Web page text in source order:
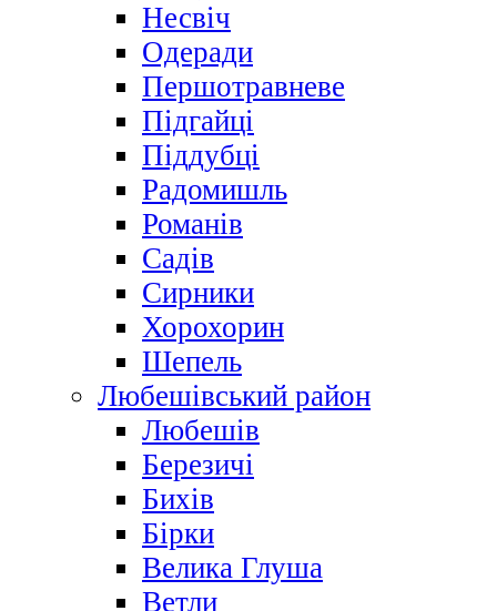
Несвіч
Одеради
Першотравневе
Підгайці
Піддубці
Радомишль
Романів
Садів
Сирники
Хорохорин
Шепель
Любешівський район
Любешів
Березичі
Бихів
Бірки
Велика Глуша
Ветли